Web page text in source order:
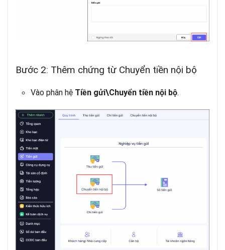
Bước 2: Thêm chứng từ Chuyển tiền nội bộ
Vào phân hệ Tiền gửi\Chuyển tiền nội bộ.